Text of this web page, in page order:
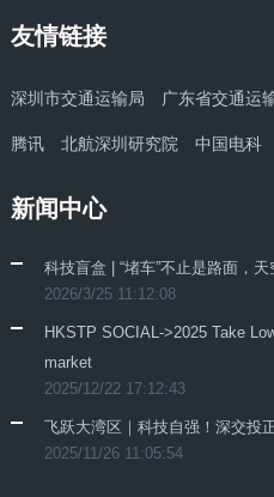
友情链接
深圳市交通运输局 广东省交通运
腾讯 北航深圳研究院 中国电科
新闻中心
科技盲盒 | “堵车”不止是路面，
2026/3/25 11:12:08
HKSTP SOCIAL->2025 Take
market
2025/12/22 17:12:43
飞跃大湾区｜科技自强！深交投
2025/11/26 11:05:54